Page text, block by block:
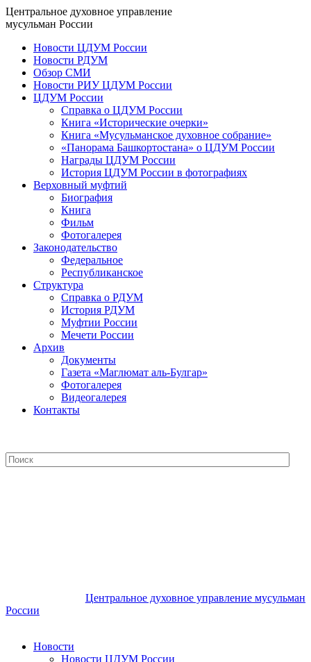
Центральное духовное управление
мусульман России
Новости ЦДУМ России
Новости РДУМ
Обзор СМИ
Новости РИУ ЦДУМ России
ЦДУМ России
Справка о ЦДУМ России
Книга «Исторические очерки»
Книга «Мусульманское духовное собрание»
«Панорама Башкортостана» о ЦДУМ России
Награды ЦДУМ России
История ЦДУМ России в фотографиях
Верховный муфтий
Биография
Книга
Фильм
Фотогалерея
Законодательство
Федеральное
Республиканское
Структура
Справка о РДУМ
История РДУМ
Муфтии России
Мечети России
Архив
Документы
Газета «Маглюмат аль-Булгар»
Фотогалерея
Видеогалерея
Контакты
Центральное духовное управление мусульман
России
Новости
Новости ЦДУМ России